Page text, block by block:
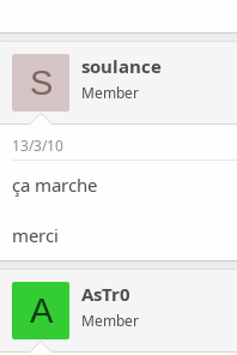
S soulance
Member
13/3/10
ça marche
merci
A AsTr0
Member